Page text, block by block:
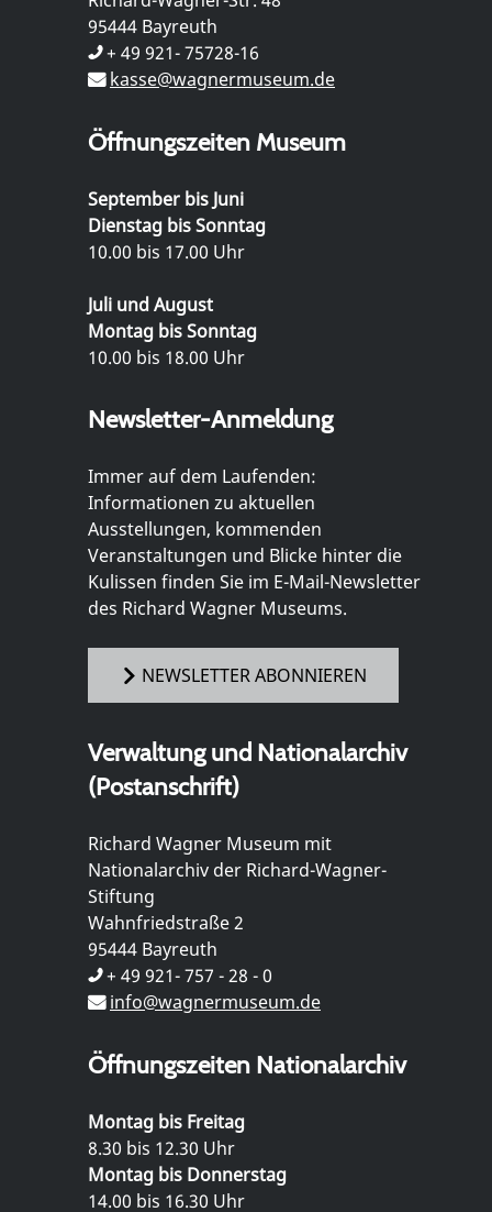
95444 Bayreuth
+ 49 921- 75728-16
kasse@wagnermuseum.de
Öffnungszeiten Museum
September bis Juni
Dienstag bis Sonntag
10.00 bis 17.00 Uhr
Juli und August
Montag bis Sonntag
10.00 bis 18.00 Uhr
Newsletter-Anmeldung
Immer auf dem Laufenden:
Informationen zu aktuellen
Ausstellungen, kommenden
Veranstaltungen und Blicke hinter die
Kulissen finden Sie im E-Mail-Newsletter
des Richard Wagner Museums.
NEWSLETTER ABONNIEREN
Verwaltung und Nationalarchiv
(Postanschrift)
Richard Wagner Museum mit
Nationalarchiv der Richard-Wagner-
Stiftung
Wahnfriedstraße 2
95444 Bayreuth
+ 49 921- 757 - 28 - 0
info@wagnermuseum.de
Öffnungszeiten Nationalarchiv
Montag bis Freitag
8.30 bis 12.30 Uhr
Montag bis Donnerstag
14.00 bis 16.30 Uhr